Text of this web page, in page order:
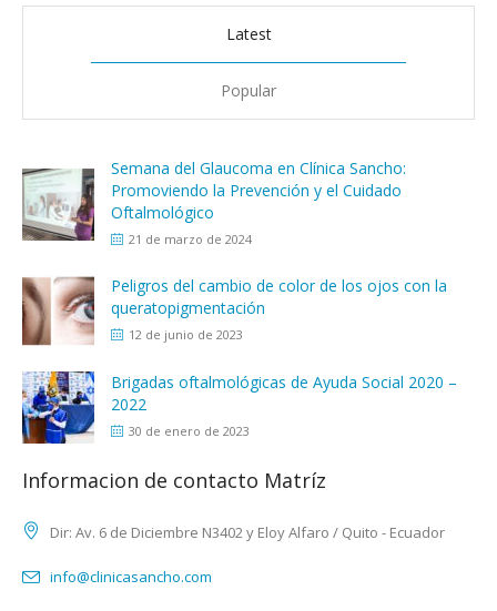
Latest
Popular
Semana del Glaucoma en Clínica Sancho:
Promoviendo la Prevención y el Cuidado
Oftalmológico
21 de marzo de 2024
Peligros del cambio de color de los ojos con la
queratopigmentación
12 de junio de 2023
Brigadas oftalmológicas de Ayuda Social 2020 –
2022
30 de enero de 2023
Informacion de contacto Matríz
Dir: Av. 6 de Diciembre N3402 y Eloy Alfaro / Quito - Ecuador
info@clinicasancho.com